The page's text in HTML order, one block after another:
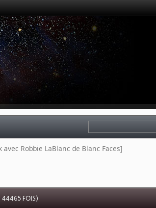
avec Robbie LaBlanc de Blanc Faces]
44465 FOIS)